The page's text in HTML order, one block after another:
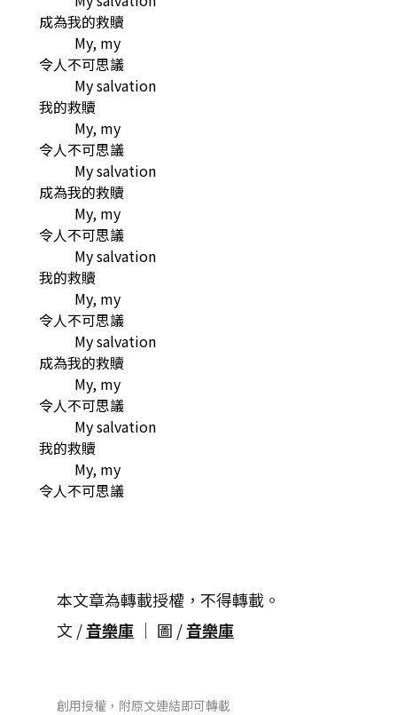
成為我的救贖
My, my
令人不可思議
My salvation
我的救贖
My, my
令人不可思議
My salvation
成為我的救贖
My, my
令人不可思議
My salvation
我的救贖
My, my
令人不可思議
My salvation
成為我的救贖
My, my
令人不可思議
My salvation
我的救贖
My, my
令人不可思議
本文章為轉載授權，不得轉載。
文 /音樂庫 │ 圖 /音樂庫
創用授權，附原文連結即可轉載